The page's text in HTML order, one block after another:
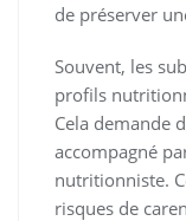
de préserver
Souvent, les
profils
Cela demande
accompagné
nutritionniste.
risques de